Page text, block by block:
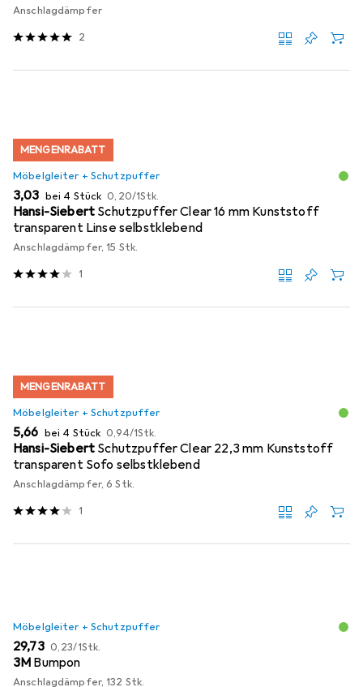
Anschlagdämpfer
2
MENGENRABATT
Möbelgleiter + Schutzpuffer
EUR
3,03 bei 4 Stück EUR
0,20/1Stk.
Hansi-Siebert Schutzpuffer Clear 16 mm Kunststoff
transparent Linse selbstklebend
Anschlagdämpfer, 15 Stk.
1
MENGENRABATT
Möbelgleiter + Schutzpuffer
EUR
5,66 bei 4 Stück EUR
0,94/1Stk.
Hansi-Siebert Schutzpuffer Clear 22,3 mm Kunststoff
transparent Sofo selbstklebend
Anschlagdämpfer, 6 Stk.
1
Möbelgleiter + Schutzpuffer
EUR
29,73 EUR
0,23/1Stk.
3M Bumpon
Anschlagdämpfer, 132 Stk.